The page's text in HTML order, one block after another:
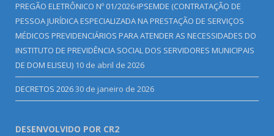
PREGÃO ELETRÔNICO Nº 01/2026-IPSEMDE (CONTRATAÇÃO DE
PESSOA JURÍDICA ESPECIALIZADA NA PRESTAÇÃO DE SERVIÇOS
MÉDICOS PREVIDENCIÁRIOS PARA ATENDER AS NECESSIDADES DO
INSTITUTO DE PREVIDÊNCIA SOCIAL DOS SERVIDORES MUNICIPAIS
DE DOM ELISEU) 10 de abril de 2026
DECRETOS 202630 de janeiro de 2026
DESENVOLVIDO POR CR2